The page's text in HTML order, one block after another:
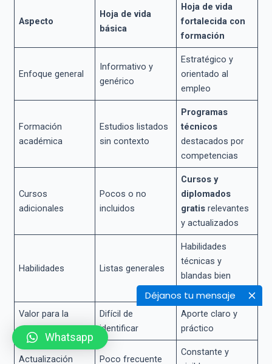
Déjanos tu mensaje
Aspecto
Hoja de vida
básica
Hoja de vida
fortalecida con
formación
Enfoque general
Informativo y
genérico
Estratégico y
orientado al
empleo
Formación
académica
Estudios listados
sin contexto
Programas
técnicos
destacados por
competencias
Cursos
adicionales
Pocos o no
incluidos
Cursos y
diplomados
gratis relevantes
y actualizados
Habilidades Listas generales
Habilidades
técnicas y
blandas bien
Valor para la
empresa
Difícil de
identificar
Aporte claro y
práctico
Actualización Poco frecuente
Constante y
Whatsapp